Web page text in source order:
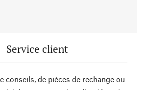
Service client
conseils, de pièces de rechange ou